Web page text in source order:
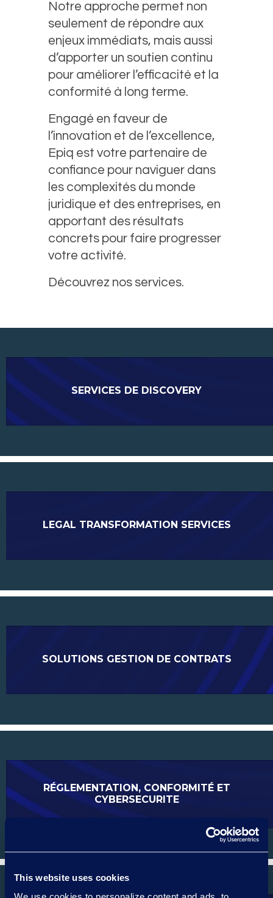
This website uses cookies
Notre approche permet non
seulement de répondre aux
enjeux immédiats, mais aussi
d’apporter un soutien continu
pour améliorer l’efficacité et la
conformité à long terme.
Engagé en faveur de
l’innovation et de l’excellence,
Epiq est votre partenaire de
confiance pour naviguer dans
les complexités du monde
juridique et des entreprises, en
apportant des résultats
concrets pour faire progresser
votre activité.
Découvrez nos services.
SERVICES DE DISCOVERY
LEGAL TRANSFORMATION SERVICES
SOLUTIONS GESTION DE CONTRATS
RÉGLEMENTATION, CONFORMITÉ ET
CYBERSECURITE